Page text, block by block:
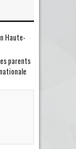
Haute-
parents